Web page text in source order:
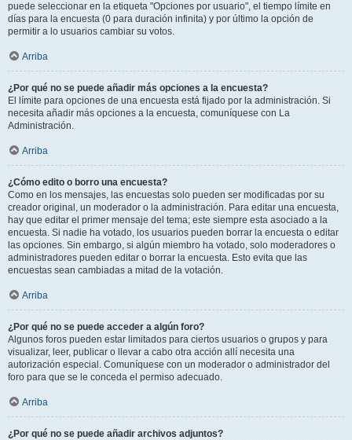
puede seleccionar en la etiqueta "Opciones por usuario", el tiempo límite en
días para la encuesta (0 para duración infinita) y por último la opción de
permitir a lo usuarios cambiar su votos.
Arriba
¿Por qué no se puede añadir más opciones a la encuesta?
El límite para opciones de una encuesta está fijado por la administración. Si
necesita añadir más opciones a la encuesta, comuníquese con La
Administración.
Arriba
¿Cómo edito o borro una encuesta?
Como en los mensajes, las encuestas solo pueden ser modificadas por su
creador original, un moderador o la administración. Para editar una encuesta,
hay que editar el primer mensaje del tema; este siempre esta asociado a la
encuesta. Si nadie ha votado, los usuarios pueden borrar la encuesta o editar
las opciones. Sin embargo, si algún miembro ha votado, solo moderadores o
administradores pueden editar o borrar la encuesta. Esto evita que las
encuestas sean cambiadas a mitad de la votación.
Arriba
¿Por qué no se puede acceder a algún foro?
Algunos foros pueden estar limitados para ciertos usuarios o grupos y para
visualizar, leer, publicar o llevar a cabo otra acción allí necesita una
autorización especial. Comuníquese con un moderador o administrador del
foro para que se le conceda el permiso adecuado.
Arriba
¿Por qué no se puede añadir archivos adjuntos?